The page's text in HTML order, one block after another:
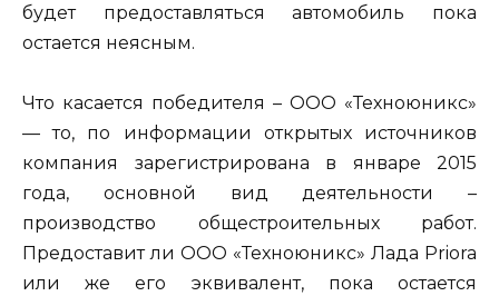
будет предоставляться автомобиль пока
остается неясным.
Что касается победителя – ООО «Техноюникс»
— то, по информации открытых источников
компания зарегистрирована в январе 2015
года, основной вид деятельности –
производство общестроительных работ.
Предоставит ли ООО «Техноюникс» Лада Priora
или же его эквивалент, пока остается